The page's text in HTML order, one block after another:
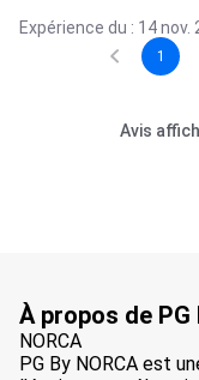
Expérience du : 14 nov.
1
Avis
À propos de PG
NORCA
PG By NORCA est